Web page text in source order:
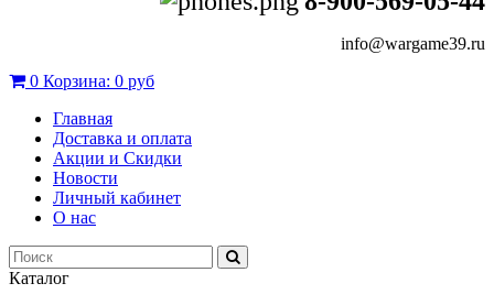
info@wargame39.ru
0 Корзина: 0 руб
Главная
Доставка и оплата
Акции и Скидки
Новости
Личный кабинет
О нас
Каталог